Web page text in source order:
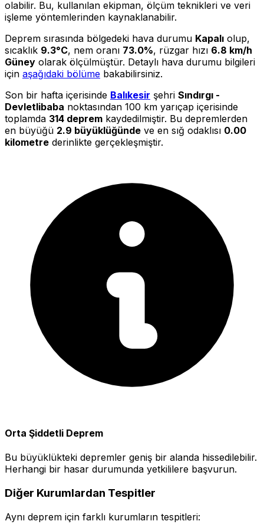
olabilir. Bu, kullanılan ekipman, ölçüm teknikleri ve veri
işleme yöntemlerinden kaynaklanabilir.
Deprem sırasında bölgedeki hava durumu Kapalı olup,
sıcaklık 9.3°C, nem oranı 73.0%, rüzgar hızı 6.8 km/h
Güney olarak ölçülmüştür. Detaylı hava durumu bilgileri
için aşağıdaki bölüme bakabilirsiniz.
Son bir hafta içerisinde Balıkesir şehri Sındırgı -
Devletlibaba noktasından 100 km yarıçap içerisinde
toplamda 314 deprem kaydedilmiştir. Bu depremlerden
en büyüğü 2.9 büyüklüğünde ve en sığ odaklısı 0.00
kilometre derinlikte gerçekleşmiştir.
Orta Şiddetli Deprem
Bu büyüklükteki depremler geniş bir alanda hissedilebilir.
Herhangi bir hasar durumunda yetkililere başvurun.
Diğer Kurumlardan Tespitler
Aynı deprem için farklı kurumların tespitleri: